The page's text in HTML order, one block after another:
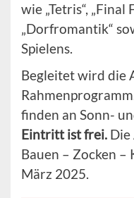
wie „Tetris“, „Final
„Dorfromantik“
Spielens.
Begleitet wird die
finden an Sonn-
Eintritt ist frei. Die
Bauen – Zocken –
März 2025.